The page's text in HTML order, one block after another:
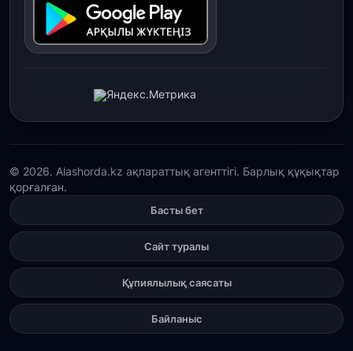
30 шілде, 2026
Қордайлық қыз-келіншектер ұлттық нақыштағы
креативті бұйымдар шығаруда
29 шілде, 2026
акциясы өтті
29 шілде, 2026
Қордай ауданында 400-ге жуық бала ұлттық
Түркістан облысында 25 медициналық нысан
салынып жатыр
Қасым-Жомарт Тоқаев жаңадан тағайындалған
© 2026. Alashorda.kz ақпараттық агенттігі. Барлық құқықтар
қорғалған.
Басты бет
Сайт туралы
Құпиялылық саясаты
Байланыс